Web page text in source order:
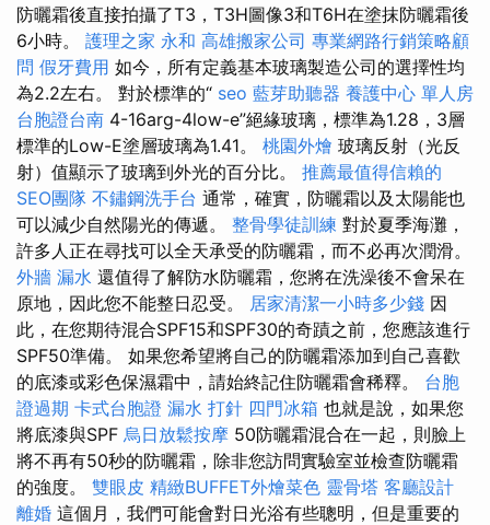
防曬霜後直接拍攝了T3，T3H圖像3和T6H在塗抹防曬霜後
6小時。 護理之家 永和 高雄搬家公司 專業網路行銷策略顧
問 假牙費用 如今，所有定義基本玻璃製造公司的選擇性均
為2.2左右。 對於標準的“ seo 藍芽助聽器 養護中心 單人房
台胞證台南 4-16arg-4low-e”絕緣玻璃，標準為1.28，3層
標準的Low-E塗層玻璃為1.41。 桃園外燴 玻璃反射（光反
射）值顯示了玻璃到外光的百分比。 推薦最值得信賴的
SEO團隊 不鏽鋼洗手台 通常，確實，防曬霜以及太陽能也
可以減少自然陽光的傳遞。 整骨學徒訓練 對於夏季海灘，
許多人正在尋找可以全天承受的防曬霜，而不必再次潤滑。
外牆 漏水 還值得了解防水防曬霜，您將在洗澡後不會呆在
原地，因此您不能整日忍受。 居家清潔一小時多少錢 因
此，在您期待混合SPF15和SPF30的奇蹟之前，您應該進行
SPF50準備。 如果您希望將自己的防曬霜添加到自己喜歡
的底漆或彩色保濕霜中，請始終記住防曬霜會稀釋。 台胞
證過期 卡式台胞證 漏水 打針 四門冰箱 也就是說，如果您
將底漆與SPF 烏日放鬆按摩 50防曬霜混合在一起，則臉上
將不再有50秒的防曬霜，除非您訪問實驗室並檢查防曬霜
的強度。 雙眼皮 精緻BUFFET外燴菜色 靈骨塔 客廳設計
離婚 這個月，我們可能會對日光浴有些聰明，但是重要的